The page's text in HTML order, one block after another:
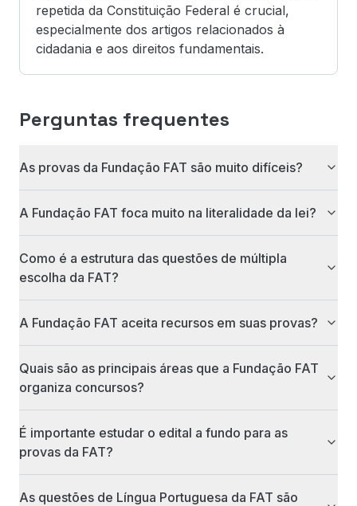
repetida da Constituição Federal é crucial,
especialmente dos artigos relacionados à
cidadania e aos direitos fundamentais.
Perguntas frequentes
As provas da Fundação FAT são muito difíceis?
A Fundação FAT foca muito na literalidade da lei?
Como é a estrutura das questões de múltipla
escolha da FAT?
A Fundação FAT aceita recursos em suas provas?
Quais são as principais áreas que a Fundação FAT
organiza concursos?
É importante estudar o edital a fundo para as
provas da FAT?
As questões de Língua Portuguesa da FAT são